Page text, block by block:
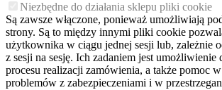
Niezbędne do działania sklepu pliki cookie
Są zawsze włączone, ponieważ umożliwiają
strony. Są to między innymi pliki cookie
użytkownika w ciągu jednej sesji lub, zależnie
z sesji na sesję. Ich zadaniem jest umożliwienie
procesu realizacji zamówienia, a także pomoc
problemów z zabezpieczeniami i w